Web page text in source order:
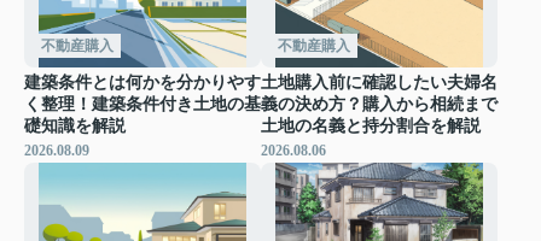
不動産購入
建築条件とは何かを分かりやす
く整理！建築条件付き土地の基
礎知識を解説
2026.08.09
不動産購入
土地購入前に確認したい夫婦名
義の決め方？購入から相続まで
土地の名義と持分割合を解説
2026.08.06